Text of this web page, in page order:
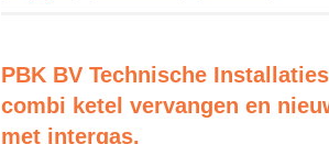
PBK BV Technische
combi ketel vervangen en
met intergas.